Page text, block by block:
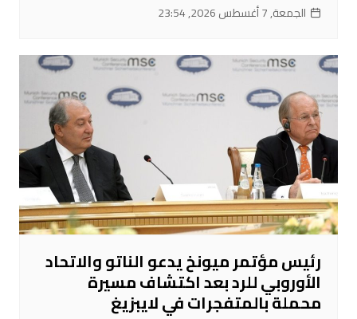
الجمعة, 7 أغسطس 2026, 23:54
رئيس مؤتمر ميونخ يدعو الناتو والاتحاد
الأوروبي للرد بعد اكتشاف مسيرة
محملة بالمتفجرات في لايبزيغ